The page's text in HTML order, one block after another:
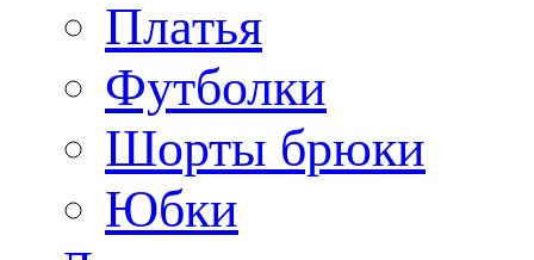
Платья
Футболки
Шорты брюки
Юбки